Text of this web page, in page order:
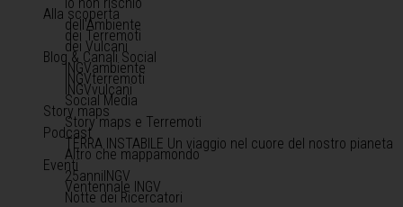
Alla scoperta
dell'Ambiente
dei Terremoti
dei Vulcani
Blog & Canali Social
INGVambiente
INGVterremoti
INGVvulcani
Social Media
Story maps
Story maps e Terremoti
Podcast
TERRA INSTABILE Un viaggio nel cuore del nostro pianeta
Altro che mappamondo
Eventi
25anniINGV
Ventennale INGV
Notte dei Ricercatori